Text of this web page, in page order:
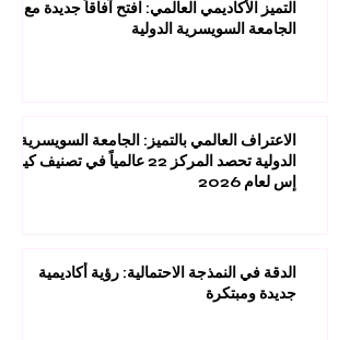
التميز الأكاديمي العالمي: افتح آفاقاً جديدة مع
الجامعة السويسرية الدولية
الاعتراف العالمي بالتميز: الجامعة السويسرية
الدولية تحصد المركز 22 عالمياً في تصنيف كيو
إس لعام 2026
الدقة في النمذجة الاحتمالية: رؤية أكاديمية
جديدة ومبتكرة